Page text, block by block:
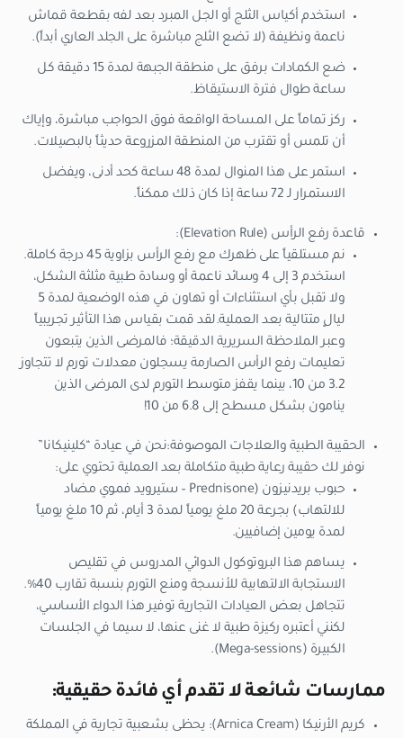
استخدم أكياس الثلج أو الجل المبرد بعد لفه بقطعة قماش
ناعمة ونظيفة (لا تضع الثلج مباشرة على الجلد العاري أبداً).
ضع الكمادات برفق على منطقة الجبهة لمدة 15 دقيقة كل
ساعة طوال فترة الاستيقاظ.
ركز تماماً على المساحة الواقعة فوق الحواجب مباشرة، وإياك
أن تلمس أو تقترب من المنطقة المزروعة حديثاً بالبصيلات.
استمر على هذا المنوال لمدة 48 ساعة كحد أدنى، ويفضل
الاستمرار لـ 72 ساعة إذا كان ذلك ممكناً.
قاعدة رفع الرأس (Elevation Rule):
نم مستلقياً على ظهرك مع رفع الرأس بزاوية 45 درجة كاملة.
استخدم 3 إلى 4 وسائد ناعمة أو وسادة طبية مثلثة الشكل،
ولا تقبل بأي استثناءات أو تهاون في هذه الوضعية لمدة 5
ليالٍ متتالية بعد العملية.لقد قمت بقياس هذا التأثير تجريبياً
وعبر الملاحظة السريرية الدقيقة؛ فالمرضى الذين يتبعون
تعليمات رفع الرأس الصارمة يسجلون معدلات تورم لا تتجاوز
3.2 من 10، بينما يقفز متوسط التورم لدى المرضى الذين
ينامون بشكل مسطح إلى 6.8 من 10!
الحقيبة الطبية والعلاجات الموصوفة:نحن في عيادة “كلينيكانا”
نوفر لك حقيبة رعاية طبية متكاملة بعد العملية تحتوي على:
حبوب بريدنيزون (Prednisone – ستيرويد فموي مضاد
للالتهاب) بجرعة 20 ملغ يومياً لمدة 3 أيام، ثم 10 ملغ يومياً
لمدة يومين إضافيين.
يساهم هذا البروتوكول الدوائي المدروس في تقليص
الاستجابة الالتهابية للأنسجة ومنع التورم بنسبة تقارب 40%.
تتجاهل بعض العيادات التجارية توفير هذا الدواء الأساسي،
لكنني أعتبره ركيزة طبية لا غنى عنها، لا سيما في الجلسات
الكبيرة (Mega-sessions).
ممارسات شائعة لا تقدم أي فائدة حقيقية:
كريم الأرنيكا (Arnica Cream): يحظى بشعبية تجارية في المملكة